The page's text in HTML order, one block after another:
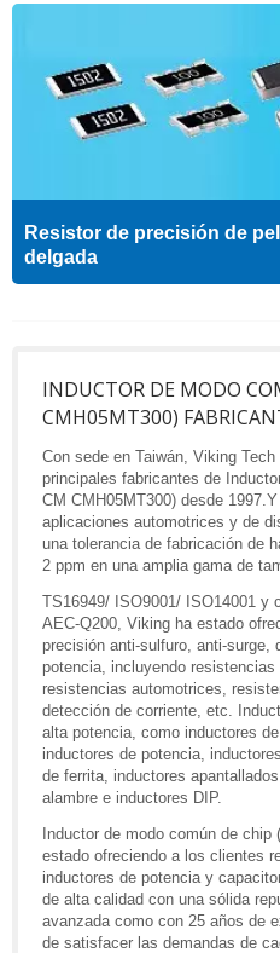
Resistor de precisión de
delgada
INDUCTOR DE MODO
CMH05MT300)
Con sede en Taiwán, Viking
principales fabricantes de
CM CMH05MT300) desde
aplicaciones automotrices y de
una tolerancia de fabricación de
2 ppm en una amplia gama de
TS16949/ ISO9001/ ISO14001 y
AEC-Q200, Viking ha estado
precisión anti-sulfuro, anti-
potencia, incluyendo resistencias
resistencias automotrices,
detección de corriente, etc.
alta potencia, como inductores
inductores de potencia,
de ferrita, inductores
alambre e inductores DIP.
Inductor de modo común de
estado ofreciendo a los clientes
inductores de potencia y
de alta calidad con una sólida
avanzada como con 25 años de
de satisfacer las demandas de